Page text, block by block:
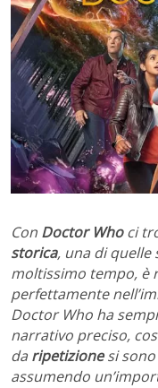
Con Doctor Whoci
storica, una di quelle
moltissimo tempo, è
perfettamente
Doctor Who ha
narrativo preciso,
da ripetizionesi
assumendo